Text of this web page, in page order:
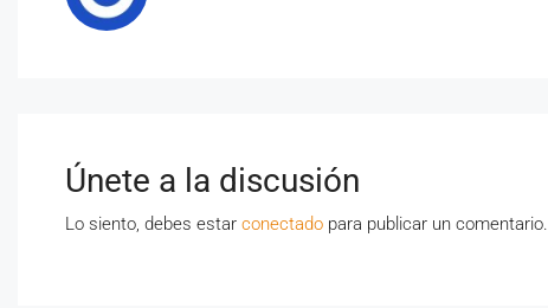
Únete a la discusión
Lo siento, debes estar conectado para publicar un comentario.